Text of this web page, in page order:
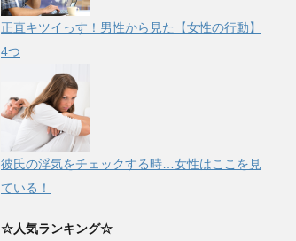
正直キツイっす！男性から見た【女性の行動】
4つ
彼氏の浮気をチェックする時…女性はここを見
ている！
☆人気ランキング☆